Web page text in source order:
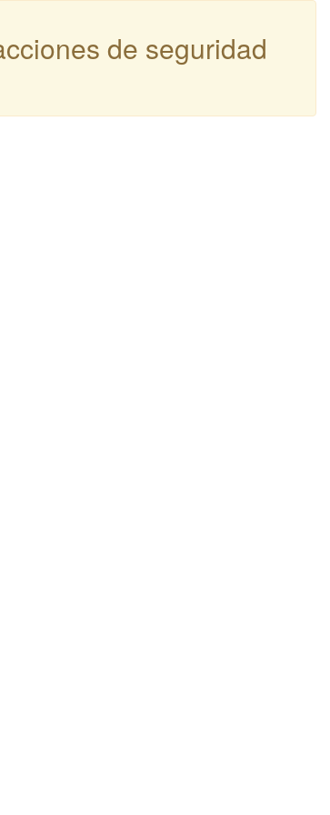
de seguridad